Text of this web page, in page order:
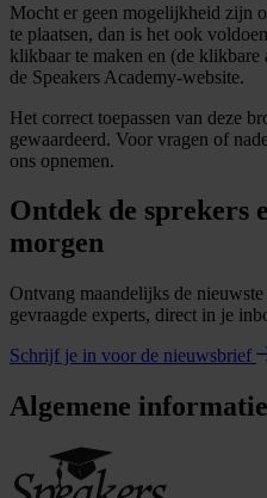
Mocht er geen mogelijkheid zijn
te plaatsen, dan is het ook
klikbaar te maken en (de
de Speakers Academy-website.
Het correct toepassen van deze
gewaardeerd. Voor vragen of
ons opnemen.
Ontdek de sprekers
morgen
Ontvang maandelijks de
gevraagde experts, direct in je
Schrijf je in voor de nieuwsbrief
Algemene informatie